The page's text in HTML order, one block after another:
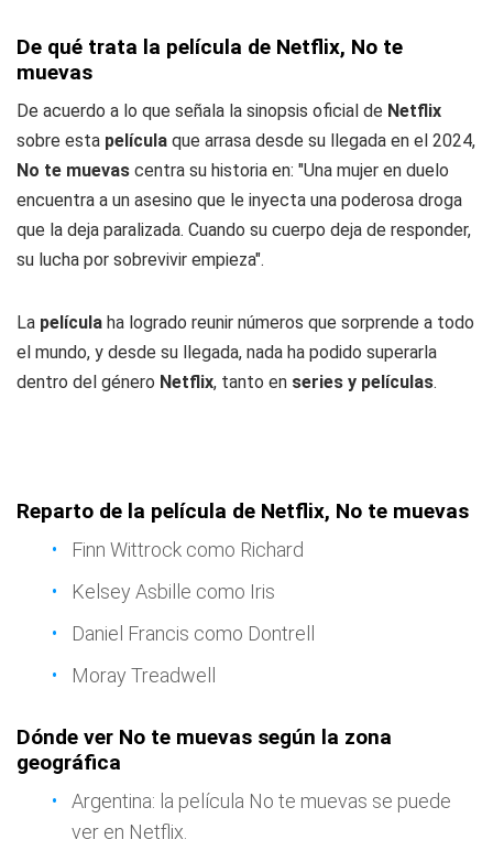
De qué trata la película de Netflix, No te
muevas
De acuerdo a lo que señala la sinopsis oficial de Netflix
sobre esta película que arrasa desde su llegada en el 2024,
No te muevas centra su historia en: "Una mujer en duelo
encuentra a un asesino que le inyecta una poderosa droga
que la deja paralizada. Cuando su cuerpo deja de responder,
su lucha por sobrevivir empieza".
La película ha logrado reunir números que sorprende a todo
el mundo, y desde su llegada, nada ha podido superarla
dentro del género Netflix, tanto en series y películas.
Reparto de la película de Netflix, No te muevas
Finn Wittrock como Richard
Kelsey Asbille como Iris
Daniel Francis como Dontrell
Moray Treadwell
Dónde ver No te muevas según la zona
geográfica
Argentina: la película No te muevas se puede
ver en Netflix.